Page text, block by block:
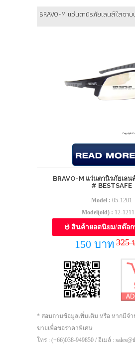
BRAVO-M แว่นตานิรภัยเลนส์ใสฉา
BRAVO-M แว่นตานิรภัยเลน
# BESTSAFE
Model : 05-1201
Model(old) : 12-
สินค้ายอดนิยม/สต๊อก
150 บาท 325
* สอบถามข้อมูลเพิ่มเติม หรือ หากมีจ
ขายเพื่อขอราคาพิเศษ
โทร : (+66)038-949850 / อีเมล์ :